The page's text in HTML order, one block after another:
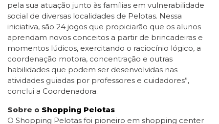
pela sua atuação junto às famílias em vulnerabilidade
social de diversas localidades de Pelotas. Nessa
iniciativa, são 24 jogos que propiciarão que os alunos
aprendam novos conceitos a partir de brincadeiras e
momentos lúdicos, exercitando o raciocínio lógico, a
coordenação motora, concentração e outras
habilidades que podem ser desenvolvidas nas
atividades guiadas por professores e cuidadores”,
conclui a Coordenadora.
Sobre o Shopping Pelotas
O Shopping Pelotas foi pioneiro em shopping center